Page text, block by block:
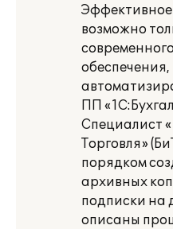
возможно
ПП
Специалист
Торговля»
порядком
архивных
подписки на
описаны